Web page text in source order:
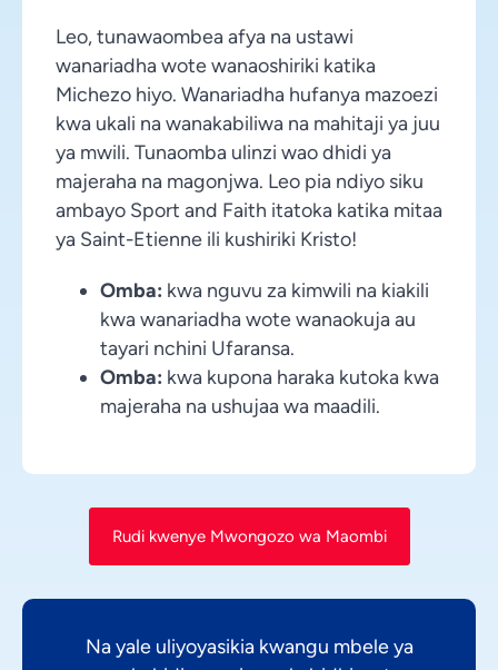
Leo, tunawaombea afya na ustawi
wanariadha wote wanaoshiriki katika
Michezo hiyo. Wanariadha hufanya mazoezi
kwa ukali na wanakabiliwa na mahitaji ya juu
ya mwili. Tunaomba ulinzi wao dhidi ya
majeraha na magonjwa. Leo pia ndiyo siku
ambayo Sport and Faith itatoka katika mitaa
ya Saint-Etienne ili kushiriki Kristo!
Omba: kwa nguvu za kimwili na kiakili
kwa wanariadha wote wanaokuja au
tayari nchini Ufaransa.
Omba: kwa kupona haraka kutoka kwa
majeraha na ushujaa wa maadili.
Rudi kwenye Mwongozo wa Maombi
Na yale uliyoyasikia kwangu mbele ya